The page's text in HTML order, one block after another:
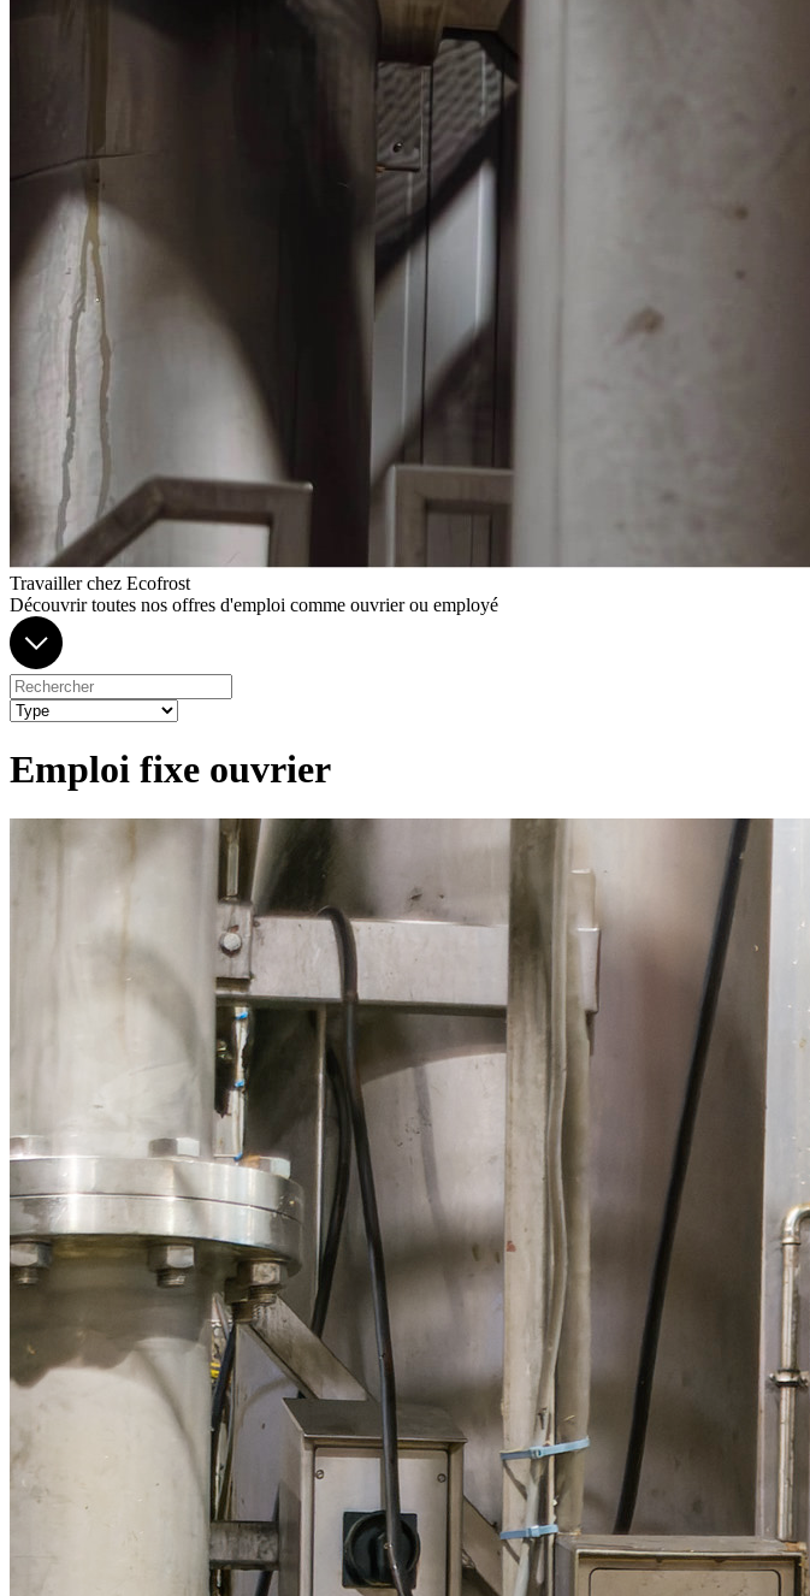
Travailler chez Ecofrost
Découvrir toutes nos offres d'emploi comme ouvrier ou employé
Emploi fixe ouvrier